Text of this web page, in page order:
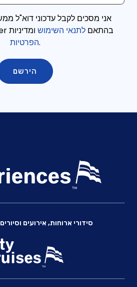
אני מסכים לקבל עדכוני דוא"ל
קבוצת Hornblower בהתאםלתנאי השימוש ומדיניות
הפרטיות.
סידורי ארוחות, אירועים